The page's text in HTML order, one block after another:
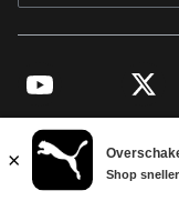
YouTube Twitter
© PUMA